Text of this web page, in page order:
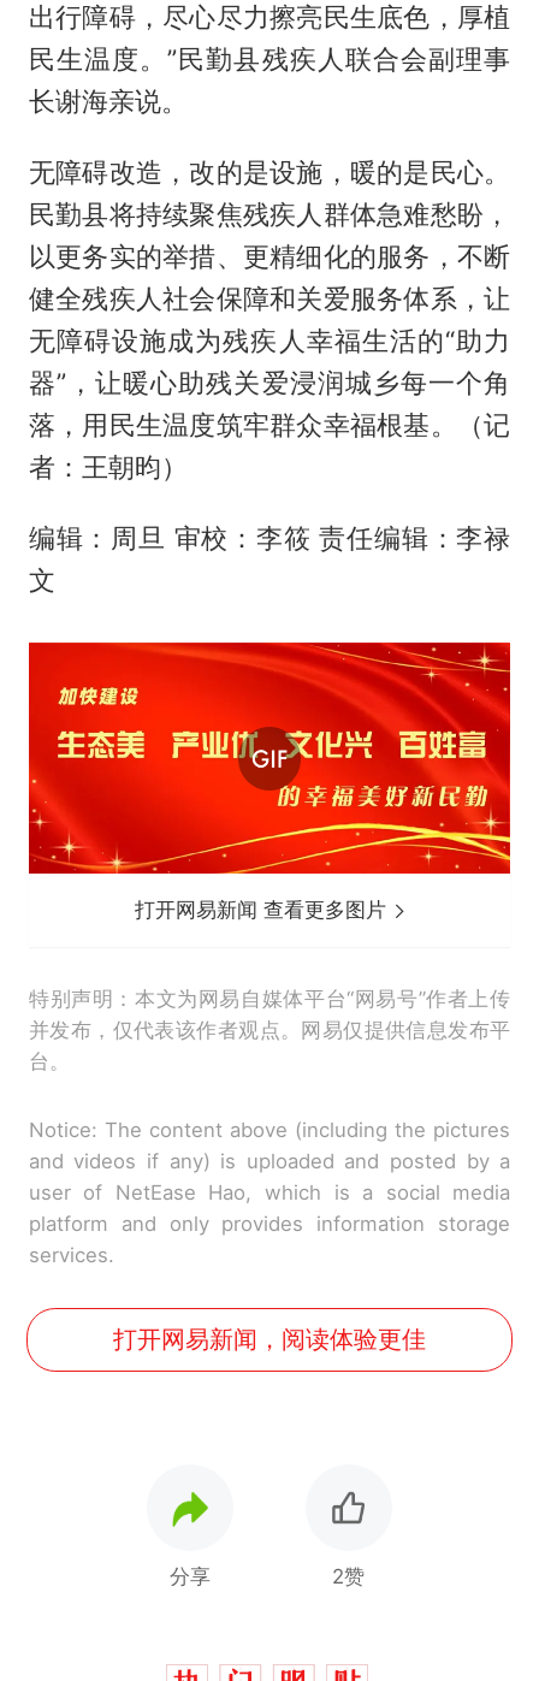
出行障碍，尽心尽力擦亮民生底色，厚植
民生温度。”民勤县残疾人联合会副理事
长谢海亲说。
无障碍改造，改的是设施，暖的是民心。
民勤县将持续聚焦残疾人群体急难愁盼，
以更务实的举措、更精细化的服务，不断
健全残疾人社会保障和关爱服务体系，让
无障碍设施成为残疾人幸福生活的“助力
器”，让暖心助残关爱浸润城乡每一个角
落，用民生温度筑牢群众幸福根基。（记
者：王朝昀）
编辑：周旦 审校：李筱 责任编辑：李禄
文
打开网易新闻 查看更多图片
特别声明：本文为网易自媒体平台“网易号”作者上传
并发布，仅代表该作者观点。网易仅提供信息发布平
台。
Notice: The content above (including the pictures
and videos if any) is uploaded and posted by a
user of NetEase Hao, which is a social media
platform and only provides information storage
services.
打开网易新闻，阅读体验更佳
分享 2赞